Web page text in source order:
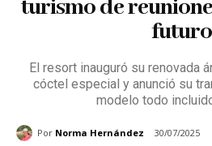
turismo de
futuro
El resort inauguró su renovada
cóctel especial y anunció su
modelo todo
Por Norma Hernández 30/07/2025